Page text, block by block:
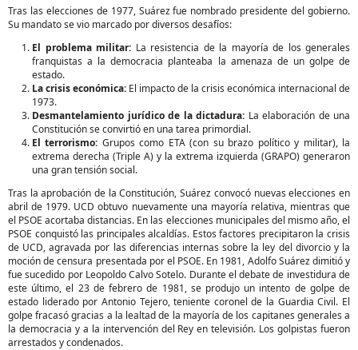
Tras las elecciones de 1977, Suárez fue nombrado presidente del gobierno.
Su mandato se vio marcado por diversos desafíos:
El problema militar: La resistencia de la mayoría de los generales
franquistas a la democracia planteaba la amenaza de un golpe de
estado.
La crisis económica: El impacto de la crisis económica internacional de
1973.
Desmantelamiento jurídico de la dictadura: La elaboración de una
Constitución se convirtió en una tarea primordial.
El terrorismo: Grupos como ETA (con su brazo político y militar), la
extrema derecha (Triple A) y la extrema izquierda (GRAPO) generaron
una gran tensión social.
Tras la aprobación de la Constitución, Suárez convocó nuevas elecciones en
abril de 1979. UCD obtuvo nuevamente una mayoría relativa, mientras que
el PSOE acortaba distancias. En las elecciones municipales del mismo año, el
PSOE conquistó las principales alcaldías. Estos factores precipitaron la crisis
de UCD, agravada por las diferencias internas sobre la ley del divorcio y la
moción de censura presentada por el PSOE. En 1981, Adolfo Suárez dimitió y
fue sucedido por Leopoldo Calvo Sotelo. Durante el debate de investidura de
este último, el 23 de febrero de 1981, se produjo un intento de golpe de
estado liderado por Antonio Tejero, teniente coronel de la Guardia Civil. El
golpe fracasó gracias a la lealtad de la mayoría de los capitanes generales a
la democracia y a la intervención del Rey en televisión. Los golpistas fueron
arrestados y condenados.